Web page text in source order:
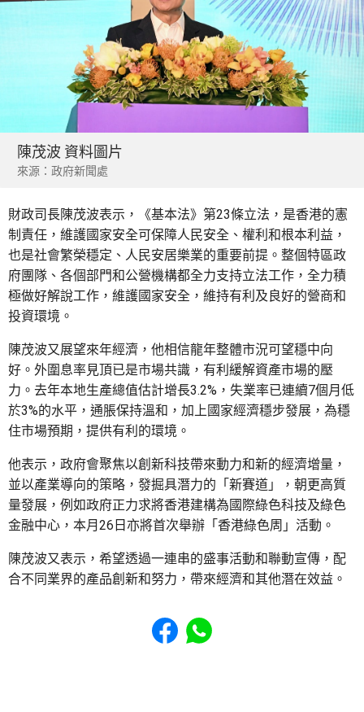
陳茂波 資料圖片
來源：政府新聞處
財政司長陳茂波表示，《基本法》第23條立法，是香港的憲
制責任，維護國家安全可保障人民安全、權利和根本利益，
也是社會繁榮穩定、人民安居樂業的重要前提。整個特區政
府團隊、各個部門和公營機構都全力支持立法工作，全力積
極做好解說工作，維護國家安全，維持有利及良好的營商和
投資環境。
陳茂波又展望來年經濟，他相信龍年整體市況可望穩中向
好。外圍息率見頂已是市場共識，有利緩解資產市場的壓
力。去年本地生產總值估計增長3.2%，失業率已連續7個月低
於3%的水平，通脹保持溫和，加上國家經濟穩步發展，為穩
住市場預期，提供有利的環境。
他表示，政府會聚焦以創新科技帶來動力和新的經濟增量，
並以產業導向的策略，發掘具潛力的「新賽道」，朝更高質
量發展，例如政府正力求將香港建構為國際綠色科技及綠色
金融中心，本月26日亦將首次舉辦「香港綠色周」活動。
陳茂波又表示，希望透過一連串的盛事活動和聯動宣傳，配
合不同業界的產品創新和努力，帶來經濟和其他潛在效益。
Share to Facebook
Share to WhatsApp